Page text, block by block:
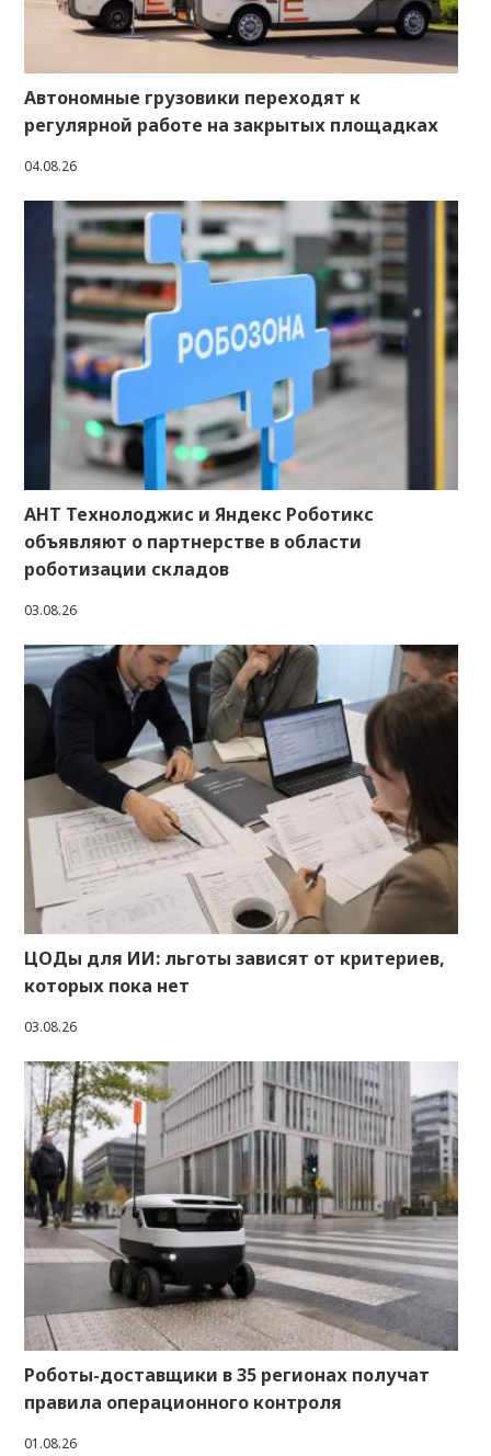
Автономные грузовики переходят к
регулярной работе на закрытых площадках
04.08.26
АНТ Технолоджис и Яндекс Роботикс
объявляют о партнерстве в области
роботизации складов
03.08.26
ЦОДы для ИИ: льготы зависят от критериев,
которых пока нет
03.08.26
Роботы-доставщики в 35 регионах получат
правила операционного контроля
01.08.26